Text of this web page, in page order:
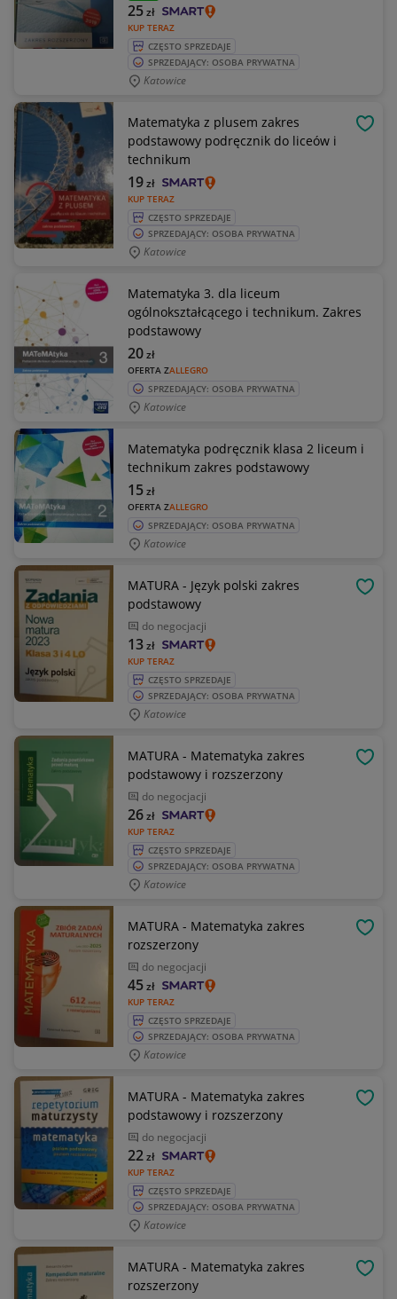
KUP TERAZ
25zł
CZĘSTO SPRZEDAJE
SPRZEDAJĄCY: OSOBA PRYWATNA
Katowice
Matematyka z plusem zakres
podstawowy podręcznik do liceów i
technikum
KUP TERAZ
19zł
CZĘSTO SPRZEDAJE
SPRZEDAJĄCY: OSOBA PRYWATNA
Katowice
Matematyka 3. dla liceum
ogólnokształcącego i technikum. Zakres
podstawowy
OFERTA ZALLEGRO
20zł
SPRZEDAJĄCY: OSOBA PRYWATNA
Katowice
Matematyka podręcznik klasa 2 liceum i
technikum zakres podstawowy
OFERTA ZALLEGRO
15zł
SPRZEDAJĄCY: OSOBA PRYWATNA
Katowice
MATURA - Język polski zakres
podstawowy
do negocjacji
KUP TERAZ
13zł
CZĘSTO SPRZEDAJE
SPRZEDAJĄCY: OSOBA PRYWATNA
Katowice
MATURA - Matematyka zakres
podstawowy i rozszerzony
do negocjacji
KUP TERAZ
26zł
CZĘSTO SPRZEDAJE
SPRZEDAJĄCY: OSOBA PRYWATNA
Katowice
MATURA - Matematyka zakres
rozszerzony
do negocjacji
KUP TERAZ
45zł
CZĘSTO SPRZEDAJE
SPRZEDAJĄCY: OSOBA PRYWATNA
Katowice
MATURA - Matematyka zakres
podstawowy i rozszerzony
do negocjacji
KUP TERAZ
22zł
CZĘSTO SPRZEDAJE
SPRZEDAJĄCY: OSOBA PRYWATNA
Katowice
MATURA - Matematyka zakres
rozszerzony